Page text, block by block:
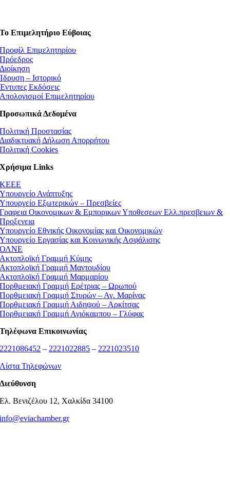
Το Επιμελητήριο Εύβοιας
Προφίλ Επιμελητηρίου
Πρόεδρος
Διοίκηση
Ίδρυση – Ιστορικό
Έντυπες Εκδόσεις
Απολογισμοί Επιμελητηρίου
Προσωπικά Δεδομένα
Πολιτική Προστασίας
Διαδικτυακή Δήλωση Απορρήτου
Πολιτική Cookies
Χρήσιμα Links
ΚEEE
Υπουργείο Ανάπτυξης
Υπουργείο Εξωτερικών – Πρεσβείες
Γραφεια Οικονομικων & Εμπορικων Υποθεσεων Ελλ.πρεσβειων &
Προξενεια
Υπουργείο Εθνικής Οικονομίας και Οικονομικών
Υπουργείο Εργασίας και Κοινωνικής Ασφάλισης
ΟΛΝΕ
Ακτοπλοϊκή Γραμμή Κύμης
Ακτοπλοϊκή Γραμμή Μαντουδίου
Ακτοπλοϊκή Γραμμή Μαρμαρίου
Πορθμειακή Γραμμή Ερέτριας – Ωρωπού
Πορθμειακή Γραμμή Στυρών – Αγ. Μαρίνας
Πορθμειακή Γραμμή Αιδηψού – Αρκίτσας
Πορθμειακή Γραμμή Αγιόκαμπου – Γλύφας
Τηλέφωνα Επικοινωνίας
2221086452 – 2221022885 – 2221023510
Λίστα Τηλεφώνων
Διεύθυνση
Ελ. Βενιζέλου 12, Χαλκίδα 34100
info@eviachamber.gr